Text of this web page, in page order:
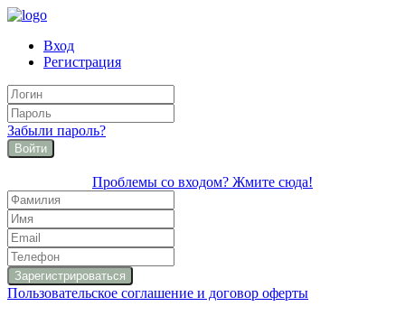
Вход
Регистрация
Забыли пароль?
Войти
Проблемы со входом? Жмите сюда!
Пользовательское соглашение и договор оферты